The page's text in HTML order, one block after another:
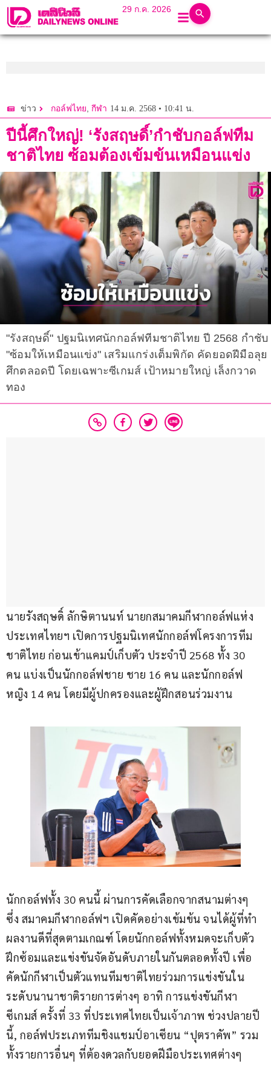
29 ก.ค. 2026
ข่าว กอล์ฟไทย, กีฬา 14 ม.ค. 2568 • 10:41 น.
ปีนี้ศึกใหญ่! ‘รังสฤษดิ์’กำชับกอล์ฟทีม
ชาติไทย ซ้อมต้องเข้มข้นเหมือนแข่ง
"รังสฤษดิ์" ปฐมนิเทศนักกอล์ฟทีมชาติไทย ปี 2568 กำชับ
"ซ้อมให้เหมือนแข่ง" เสริมแกร่งเต็มพิกัด คัดยอดฝีมือลุย
ศึกตลอดปี โดยเฉพาะซีเกมส์ เป้าหมายใหญ่ เล็งกวาด
ทอง
นายรังสฤษดิ์ ลักษิตานนท์ นายกสมาคมกีฬากอล์ฟแห่ง
ประเทศไทยฯ เปิดการปฐมนิเทศนักกอล์ฟโครงการทีม
ชาติไทย ก่อนเข้าแคมป์เก็บตัว ประจำปี 2568 ทั้ง 30
คน แบ่งเป็นนักกอล์ฟชาย ชาย 16 คน และนักกอล์ฟ
หญิง 14 คน โดยมีผู้ปกครองและผู้ฝึกสอนร่วมงาน
นักกอล์ฟทั้ง 30 คนนี้ ผ่านการคัดเลือกจากสนามต่างๆ
ซึ่ง สมาคมกีฬากอล์ฟฯ เปิดคัดอย่างเข้มข้น จนได้ผู้ที่ทำ
ผลงานดีที่สุดตามเกณฑ์ โดยนักกอล์ฟทั้งหมดจะเก็บตัว
ฝึกซ้อมและแข่งขันจัดอันดับภายในกันตลอดทั้งปี เพื่อ
คัดนักกีฬาเป็นตัวแทนทีมชาติไทยร่วมการแข่งขันใน
ระดับนานาชาติรายการต่างๆ อาทิ การแข่งขันกีฬา
ซีเกมส์ ครั้งที่ 33 ที่ประเทศไทยเป็นเจ้าภาพ ช่วงปลายปี
นี้, กอล์ฟประเภททีมชิงแชมป์อาเซียน “ปุตราคัพ” รวม
ทั้งรายการอื่นๆ ที่ต้องดวลกับยอดฝีมือประเทศต่างๆ